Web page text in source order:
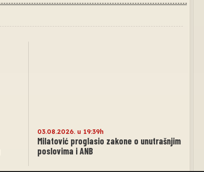
03.08.2026. u 19:39h
Milatović proglasio zakone o unutrašnjim
poslovima i ANB